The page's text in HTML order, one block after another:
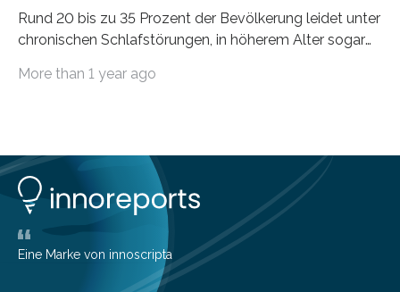
Rund 20 bis zu 35 Prozent der Bevölkerung leidet unter
chronischen Schlafstörungen, in höherem Alter sogar
Erwachsene kennt zudem ein kurzfristiges Schlafdefizit:
Forscher:innen konnten in einer aktuellen Metastudie
zeigen, dass sich die jeweils beteiligten Gehirnregionen
deutlich unterscheiden. Die Ergebnisse der Studie
wurden im Fachmagazin JAMA Psychiatry
veröffentlicht. „Schlechter…
More than 1 year ago
Eine Marke von innoscripta